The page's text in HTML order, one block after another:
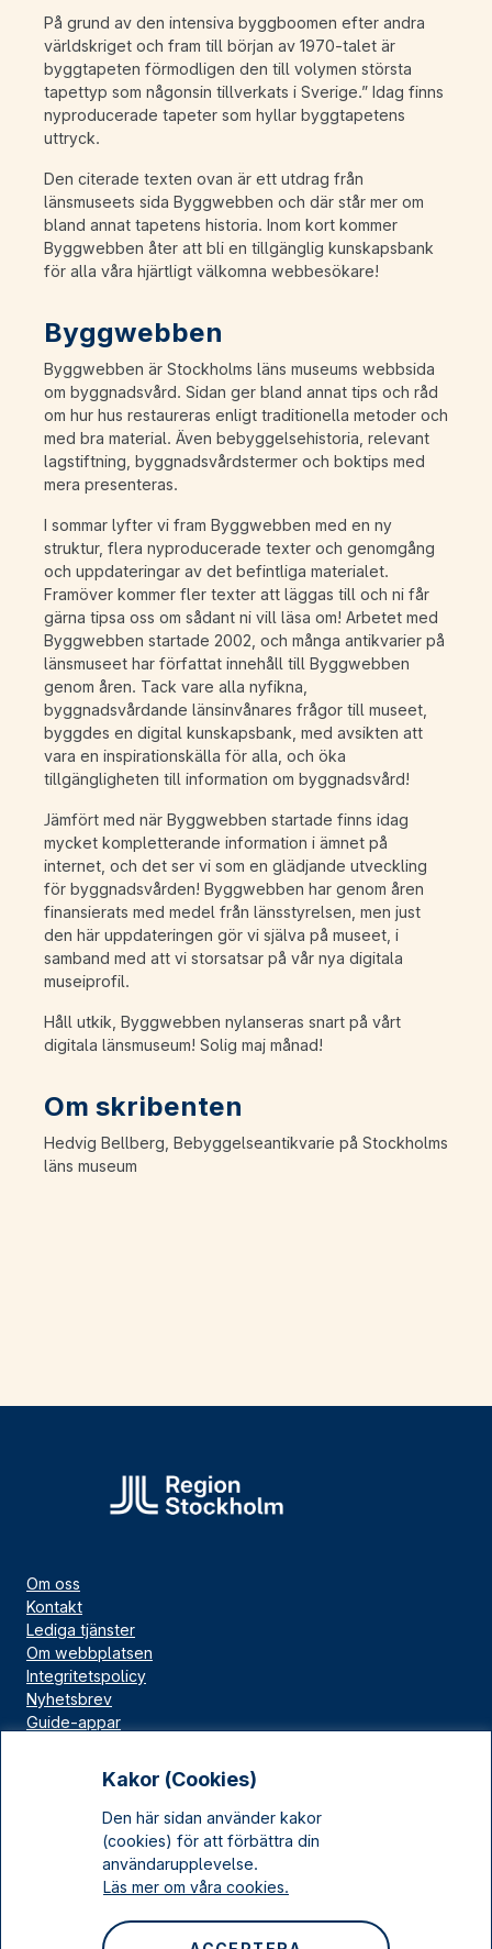
Kakor (Cookies)
Den här sidan använder kakor
(cookies) för att förbättra din
användarupplevelse.
Läs mer om våra cookies.
På grund av den intensiva byggboomen efter andra
världskriget och fram till början av 1970-talet är
byggtapeten förmodligen den till volymen största
tapettyp som någonsin tillverkats i Sverige.” Idag finns
nyproducerade tapeter som hyllar byggtapetens
uttryck.
Den citerade texten ovan är ett utdrag från
länsmuseets sida Byggwebben och där står mer om
bland annat tapetens historia. Inom kort kommer
Byggwebben åter att bli en tillgänglig kunskapsbank
för alla våra hjärtligt välkomna webbesökare!
Byggwebben
Byggwebben är Stockholms läns museums webbsida
om byggnadsvård. Sidan ger bland annat tips och råd
om hur hus restaureras enligt traditionella metoder och
med bra material. Även bebyggelsehistoria, relevant
lagstiftning, byggnadsvårdstermer och boktips med
mera presenteras.
I sommar lyfter vi fram Byggwebben med en ny
struktur, flera nyproducerade texter och genomgång
och uppdateringar av det befintliga materialet.
Framöver kommer fler texter att läggas till och ni får
gärna tipsa oss om sådant ni vill läsa om! Arbetet med
Byggwebben startade 2002, och många antikvarier på
länsmuseet har författat innehåll till Byggwebben
genom åren. Tack vare alla nyfikna,
byggnadsvårdande länsinvånares frågor till museet,
byggdes en digital kunskapsbank, med avsikten att
vara en inspirationskälla för alla, och öka
tillgängligheten till information om byggnadsvård!
Jämfört med när Byggwebben startade finns idag
mycket kompletterande information i ämnet på
internet, och det ser vi som en glädjande utveckling
för byggnadsvården! Byggwebben har genom åren
finansierats med medel från länsstyrelsen, men just
den här uppdateringen gör vi själva på museet, i
samband med att vi storsatsar på vår nya digitala
museiprofil.
Håll utkik, Byggwebben nylanseras snart på vårt
digitala länsmuseum! Solig maj månad!
Om skribenten
Hedvig Bellberg, Bebyggelseantikvarie på Stockholms
läns museum
Om oss
Kontakt
Lediga tjänster
Om webbplatsen
Integritetspolicy
Nyhetsbrev
Guide-appar
Kulturarv Stockholm
Sociala medier
Instagram